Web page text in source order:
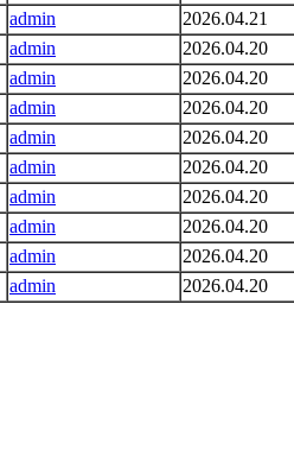
admin 2026.04.21
admin 2026.04.20
admin 2026.04.20
admin 2026.04.20
admin 2026.04.20
admin 2026.04.20
admin 2026.04.20
admin 2026.04.20
admin 2026.04.20
admin 2026.04.20